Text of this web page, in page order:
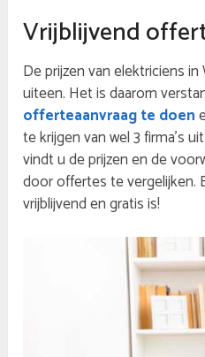
Vrijblijvend
De prijzen van elektriciens
uiteen. Het is daarom
offerteaanvraag te doen
te krijgen van wel 3 firma’s
vindt u de prijzen en de
door offertes te vergelijken.
vrijblijvend en gratis is!